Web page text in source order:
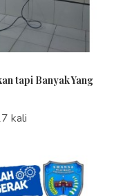
tapi Banyak Yang
kali